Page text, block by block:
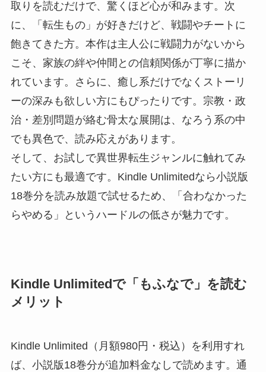
取りを読むだけで、驚くほど心が和みます。次
に、「転生もの」が好きだけど、戦闘やチートに
飽きてきた方。本作は主人公に戦闘力がないから
こそ、家族の絆や仲間との信頼関係が丁寧に描か
れています。さらに、癒し系だけでなくストーリ
ーの深みも欲しい方にもぴったりです。宗教・政
治・差別問題が絡む骨太な展開は、なろう系の中
でも異色で、読み応えがあります。
そして、お試しで異世界転生ジャンルに触れてみ
たい方にも最適です。Kindle Unlimitedなら小説版
18巻分を読み放題で試せるため、「合わなかった
らやめる」というハードルの低さが魅力です。
Kindle Unlimitedで「もふなで」を読む
メリット
Kindle Unlimited（月額980円・税込）を利用すれ
ば、小説版18巻分が追加料金なしで読めます。通